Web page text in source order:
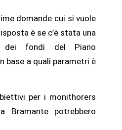
domande cui si vuole
è se c’è stata una
dei fondi del Piano
base a quali parametri è
per i monithorers
Bramante potrebbero